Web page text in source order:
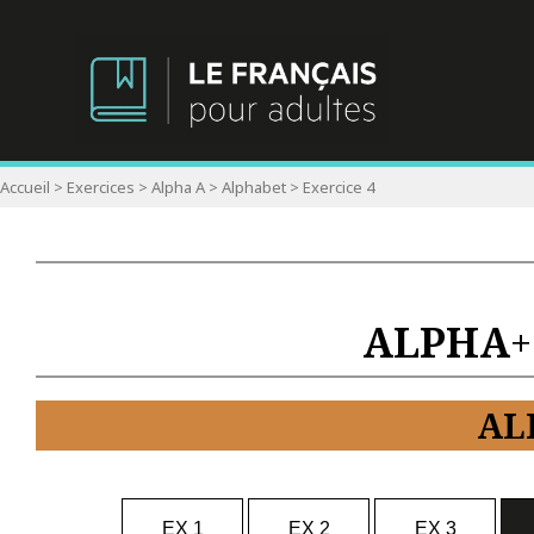
Accueil > Exercices > Alpha A > Alphabet > Exercice 4
ALPHA
EX 1 EX 2 EX 3